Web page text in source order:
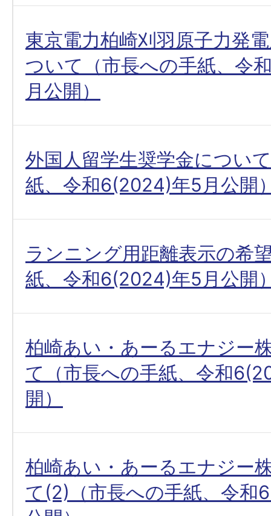
東京電力柏崎刈羽原子力発
ついて（市長への手紙、令
月公開）
外国人留学生奨学金につい
紙、令和6(2024)年5月公開
ランニング用距離表示の希
紙、令和6(2024)年5月公開
柏崎あい・あーるエナジー
て（市長への手紙、令和
開）
柏崎あい・あーるエナジー
て(2)（市長への手紙、令和